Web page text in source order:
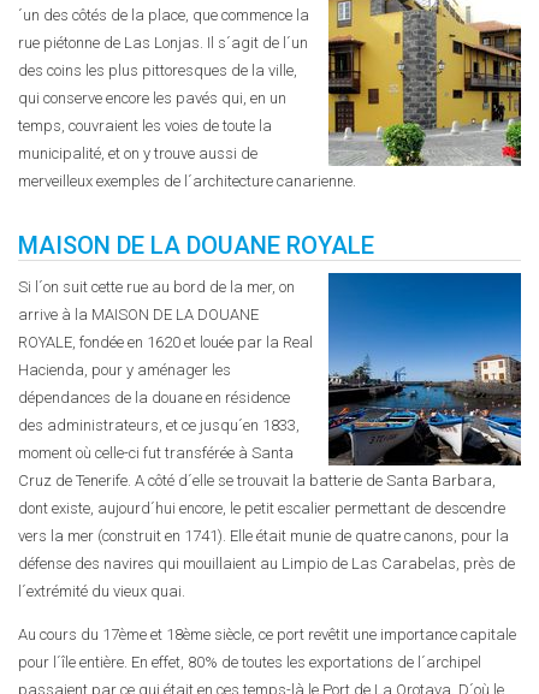
´un des côtés de la place, que commence la
rue piétonne de Las Lonjas. Il s´agit de l´un
des coins les plus pittoresques de la ville,
qui conserve encore les pavés qui, en un
temps, couvraient les voies de toute la
municipalité, et on y trouve aussi de
merveilleux exemples de l´architecture canarienne.
MAISON DE LA DOUANE ROYALE
Si l´on suit cette rue au bord de la mer, on
arrive à la MAISON DE LA DOUANE
ROYALE, fondée en 1620 et louée par la Real
Hacienda, pour y aménager les
dépendances de la douane en résidence
des administrateurs, et ce jusqu´en 1833,
moment où celle-ci fut transférée à Santa
Cruz de Tenerife. A côté d´elle se trouvait la batterie de Santa Barbara,
dont existe, aujourd´hui encore, le petit escalier permettant de descendre
vers la mer (construit en 1741). Elle était munie de quatre canons, pour la
défense des navires qui mouillaient au Limpio de Las Carabelas, près de
l´extrémité du vieux quai.
Au cours du 17ème et 18ème siècle, ce port revêtit une importance capitale
pour l´île entière. En effet, 80% de toutes les exportations de l´archipel
passaient par ce qui était en ces temps-là le Port de La Orotava. D´où le